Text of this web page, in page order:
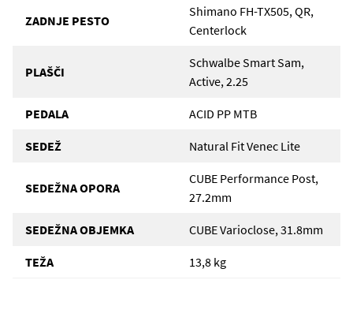
ZADNJE PESTO
Shimano FH-TX505, QR,
Centerlock
PLAŠČI
Schwalbe Smart Sam,
Active, 2.25
PEDALA ACID PP MTB
SEDEŽ Natural Fit Venec Lite
SEDEŽNA OPORA
CUBE Performance Post,
27.2mm
SEDEŽNA OBJEMKA CUBE Varioclose, 31.8mm
TEŽA 13,8 kg